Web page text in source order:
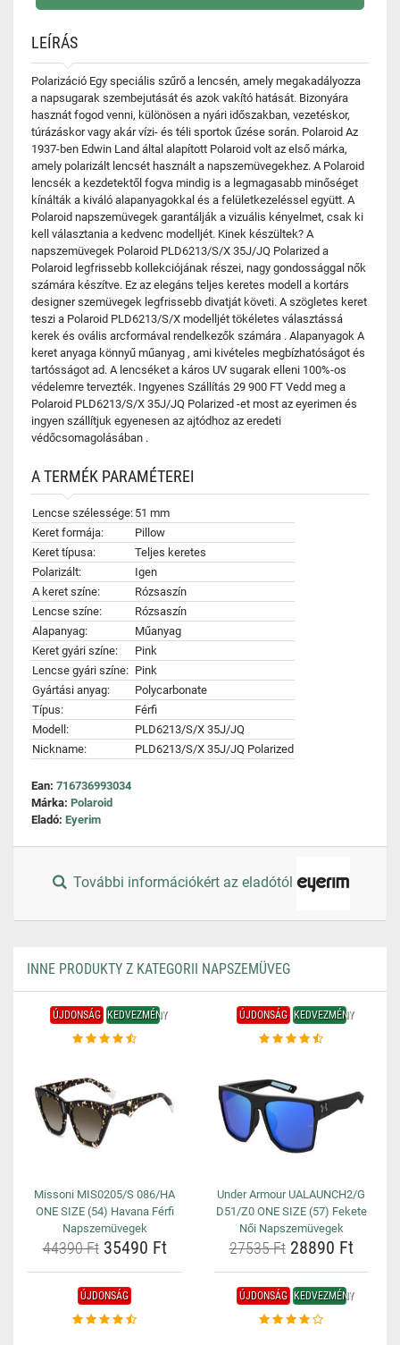
LEÍRÁS
Polarizáció Egy speciális szűrő a lencsén, amely megakadályozza
a napsugarak szembejutását és azok vakító hatását. Bizonyára
hasznát fogod venni, különösen a nyári időszakban, vezetéskor,
túrázáskor vagy akár vízi- és téli sportok űzése során. Polaroid Az
1937-ben Edwin Land által alapított Polaroid volt az első márka,
amely polarizált lencsét használt a napszemüvegekhez. A Polaroid
lencsék a kezdetektől fogva mindig is a legmagasabb minőséget
kínálták a kiváló alapanyagokkal és a felületkezeléssel együtt. A
Polaroid napszemüvegek garantálják a vizuális kényelmet, csak ki
kell választania a kedvenc modelljét. Kinek készültek? A
napszemüvegek Polaroid PLD6213/S/X 35J/JQ Polarized a
Polaroid legfrissebb kollekciójának részei, nagy gondossággal nők
számára készítve. Ez az elegáns teljes keretes modell a kortárs
designer szemüvegek legfrissebb divatját követi. A szögletes keret
teszi a Polaroid PLD6213/S/X modelljét tökéletes választássá
kerek és ovális arcformával rendelkezők számára . Alapanyagok A
keret anyaga könnyű műanyag , ami kivételes megbízhatóságot és
tartósságot ad. A lencséket a káros UV sugarak elleni 100%-os
védelemre tervezték. Ingyenes Szállítás 29 900 FT Vedd meg a
Polaroid PLD6213/S/X 35J/JQ Polarized -et most az eyerimen és
ingyen szállítjuk egyenesen az ajtódhoz az eredeti
védőcsomagolásában .
A TERMÉK PARAMÉTEREI
Lencse szélessége: 51 mm
Keret formája:
Pillow
Keret típusa:
Teljes keretes
Polarizált:
Igen
A keret színe:
Rózsaszín
Lencse színe:
Rózsaszín
Alapanyag:
Műanyag
Keret gyári színe:
Pink
Lencse gyári színe: Pink
Gyártási anyag:
Polycarbonate
Típus:
Férfi
Modell:
PLD6213/S/X 35J/JQ
Nickname:
PLD6213/S/X 35J/JQ Polarized
Ean: 716736993034
Márka: Polaroid
Eladó: Eyerim
További információkért az eladótól
INNE PRODUKTY Z KATEGORII NAPSZEMÜVEG
ÚJDONSÁG KEDVEZMÉNY
Missoni MIS0205/S 086/HA
ONE SIZE (54) Havana Férfi
Napszemüvegek
44390 Ft35490 Ft
ÚJDONSÁG KEDVEZMÉNY
Under Armour UALAUNCH2/G
D51/Z0 ONE SIZE (57) Fekete
Női Napszemüvegek
27535 Ft28890 Ft
ÚJDONSÁG ÚJDONSÁG KEDVEZMÉNY